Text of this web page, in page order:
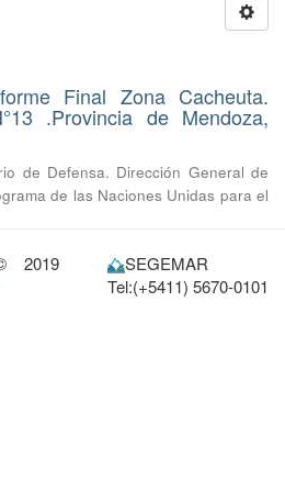
Final Zona Cacheuta.
.Provincia de Mendoza,
de Defensa. Dirección General de
de las Naciones Unidas para el
2019
SEGEMAR
Tel:(+5411) 5670-0101